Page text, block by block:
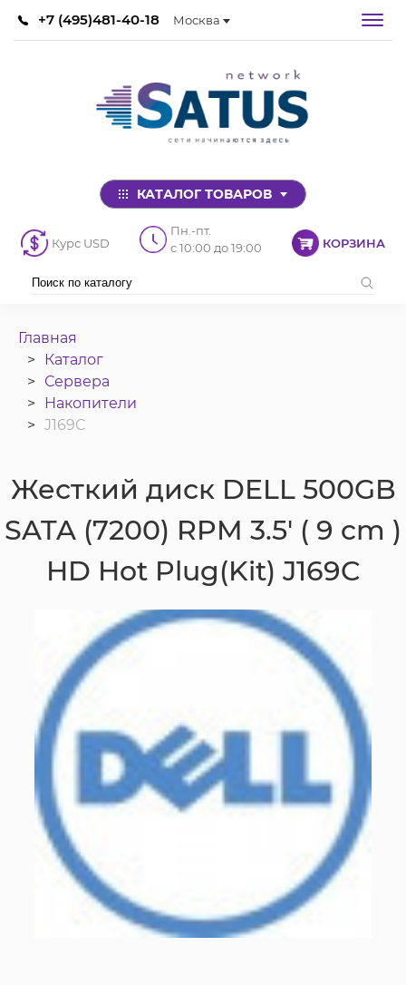
+7 (495)481-40-18 Москва
КАТАЛОГ ТОВАРОВ
Курс USD
Пн.-пт.
с 10:00 до 19:00
КОРЗИНА
Главная
Каталог
Сервера
Накопители
J169C
Жесткий диск DELL 500GB
SATA (7200) RPM 3.5' ( 9 cm )
HD Hot Plug(Kit) J169C